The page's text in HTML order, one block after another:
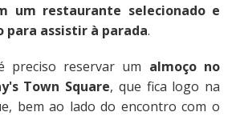
um restaurante selecionado e
para assistir à parada.
preciso reservar um almoço no
Town Square, que fica logo na
bem ao lado do encontro com o